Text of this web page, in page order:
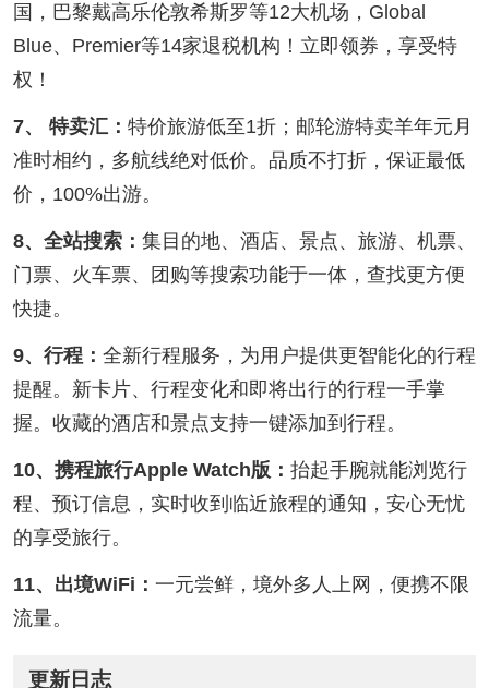
国，巴黎戴高乐伦敦希斯罗等12大机场，Global
Blue、Premier等14家退税机构！立即领券，享受特
权！
7、 特卖汇： 特价旅游低至1折；邮轮游特卖羊年元月
准时相约，多航线绝对低价。品质不打折，保证最低
价，100%出游。
8、全站搜索： 集目的地、酒店、景点、旅游、机票、
门票、火车票、团购等搜索功能于一体，查找更方便
快捷。
9、行程： 全新行程服务，为用户提供更智能化的行程
提醒。新卡片、行程变化和即将出行的行程一手掌
握。收藏的酒店和景点支持一键添加到行程。
10、携程旅行Apple Watch版： 抬起手腕就能浏览行
程、预订信息，实时收到临近旅程的通知，安心无忧
的享受旅行。
11、出境WiFi： 一元尝鲜，境外多人上网，便携不限
流量。
更新日志